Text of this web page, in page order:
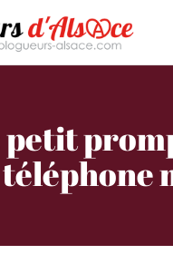
petit